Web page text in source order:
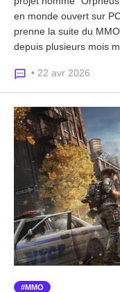
en monde ouvert sur
prenne la suite du
depuis plusieurs mois
• 22 avr 2026
MMO